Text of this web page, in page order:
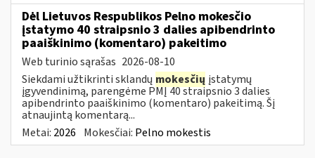
Dėl Lietuvos Respublikos Pelno mokesčio
įstatymo 40 straipsnio 3 dalies apibendrinto
paaiškinimo (komentaro) pakeitimo
Web turinio sąrašas 2026-08-10
Siekdami užtikrinti sklandų mokesčių įstatymų
įgyvendinimą, parengėme PMĮ 40 straipsnio 3 dalies
apibendrinto paaiškinimo (komentaro) pakeitimą. Šį
atnaujintą komentarą...
Metai: 2026 Mokesčiai: Pelno mokestis